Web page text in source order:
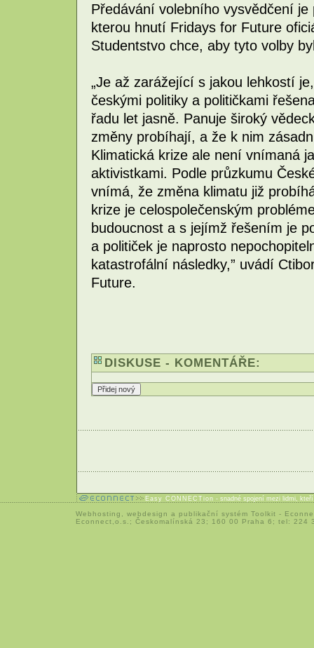
Předávání volebního vysvědčení
kterou hnutí Fridays for Future
Studentstvo chce, aby tyto volby
„Je až zarážející s jakou lehkostí
českými politiky a političkami
řadu let jasně. Panuje široký
změny probíhají, a že k nim
Klimatická krize ale není vnímaná
aktivistkami. Podle průzkumu
vnímá, že změna klimatu již
krize je celospolečenským
budoucnost a s jejímž řešením je
a političek je naprosto
katastrofální následky,” uvádí
Future.
DISKUSE - KOMENTÁŘE:
Easy CONNECTion - snadné spojení mezi lidmi,
Webhosting webdesign a publikační systém Toolkit -
Econnect,o.s.; Českomalínská 23; 160 00 Praha 6; tel: 224